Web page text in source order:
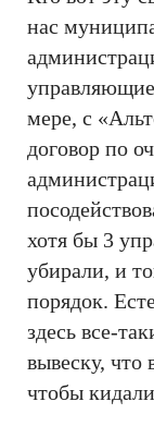
нас
мере, с
договор по
хотя бы 3
убирали, и
порядок.
здесь все-
вывеску, что
чтобы